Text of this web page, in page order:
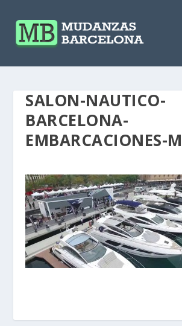
SALON-NAUTICO-
BARCELONA-
EMBARCACIONES-